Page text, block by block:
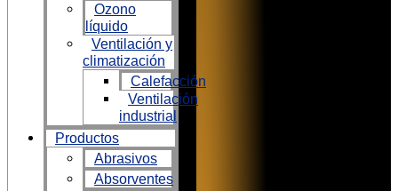
Ozono
líquido
Ventilación y
climatización
Calefacción
Ventilación
industrial
Productos
Abrasivos
Absorventes